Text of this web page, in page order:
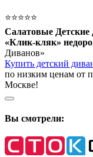
⭐⭐⭐⭐⭐
Салатовые
«Клик-кляк»
Диванов»
Купить детский
по низким ценам от
Москве!
Вы смотрели: